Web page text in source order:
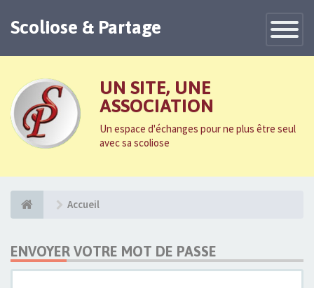
Toggle
Scoliose & Partage
UN SITE, UNE
ASSOCIATION
Un espace d'échanges pour ne plus être seul
avec sa scoliose
Accueil
ENVOYER VOTRE MOT DE PASSE